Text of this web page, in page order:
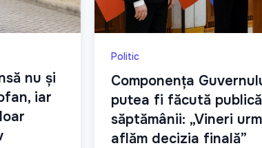
nu și
iar
Politic
Componența
putea fi făcută
săptămânii: „Vineri
aflăm decizia finală”